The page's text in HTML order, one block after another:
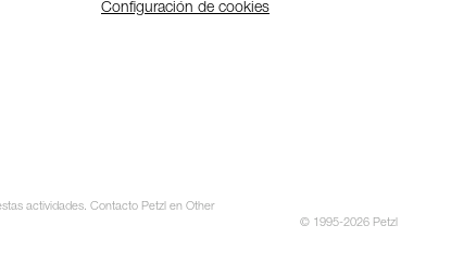
Configuración de cookies
actividades. Contacto Petzl en Other
© 1995-2026 Petzl